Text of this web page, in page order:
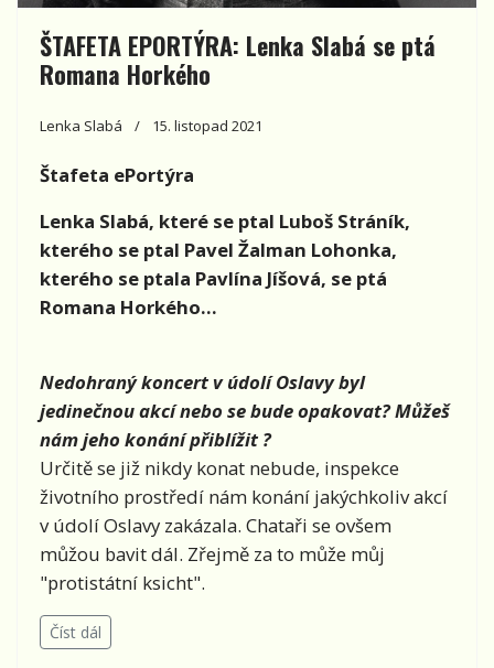
ŠTAFETA EPORTÝRA: Lenka Slabá se ptá
Romana Horkého
Lenka Slabá 15. listopad 2021
Štafeta ePortýra
Lenka Slabá, které se ptal Luboš Stráník,
kterého se ptal Pavel Žalman Lohonka,
kterého se ptala Pavlína Jíšová, se ptá
Romana Horkého...
Nedohraný koncert v údolí Oslavy byl
jedinečnou akcí nebo se bude opakovat? Můžeš
nám jeho konání přiblížit ?
Určitě se již nikdy konat nebude, inspekce
životního prostředí nám konání jakýchkoliv akcí
v údolí Oslavy zakázala. Chataři se ovšem
můžou bavit dál. Zřejmě za to může můj
"protistátní ksicht".
Číst dál